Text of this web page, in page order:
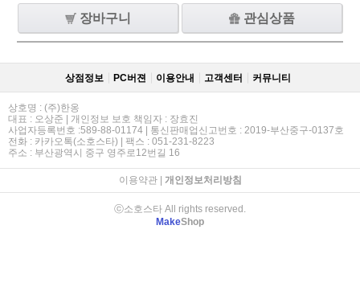
장바구니 관심상품
상점정보 PC버젼 이용안내 고객센터 커뮤니티
상호명 : (주)한옹
대표 : 오상준 | 개인정보 보호 책임자 : 장효진
사업자등록번호 :589-88-01174 | 통신판매업신고번호 : 2019-부산중구-0137호
전화 : 카카오톡(소호스타) | 팩스 : 051-231-8223
주소 : 부산광역시 중구 영주로12번길 16
이용약관| 개인정보처리방침
ⓒ소호스타 All rights reserved.
MakeShop